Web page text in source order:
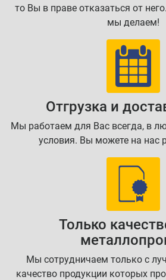
то Вы в праве отказаться от
мы делаем!
Отгрузка и
Мы работаем для Вас всегда, в
условия. Вы можете на нас
Только
Мы сотрудничаем только с
качество продукции которых